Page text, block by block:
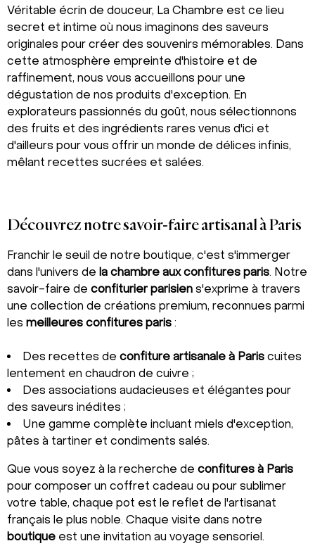
Véritable écrin de douceur, La Chambre est ce lieu
secret et intime où nous imaginons des saveurs
originales pour créer des souvenirs mémorables. Dans
cette atmosphère empreinte d'histoire et de
raffinement, nous vous accueillons pour une
dégustation de nos produits d'exception. En
explorateurs passionnés du goût, nous sélectionnons
des fruits et des ingrédients rares venus d'ici et
d'ailleurs pour vous offrir un monde de délices infinis,
mêlant recettes sucrées et salées.
Découvrez notre savoir-faire artisanal à Paris
Franchir le seuil de notre boutique, c'est s'immerger
dans l'univers de la chambre aux confitures paris. Notre
savoir-faire de confiturier parisien s'exprime à travers
une collection de créations premium, reconnues parmi
les meilleures confitures paris :
Des recettes de confiture artisanale à Paris cuites
lentement en chaudron de cuivre ;
Des associations audacieuses et élégantes pour
des saveurs inédites ;
Une gamme complète incluant miels d'exception,
pâtes à tartiner et condiments salés.
Que vous soyez à la recherche de confitures à Paris
pour composer un coffret cadeau ou pour sublimer
votre table, chaque pot est le reflet de l'artisanat
français le plus noble. Chaque visite dans notre
boutique est une invitation au voyage sensoriel.